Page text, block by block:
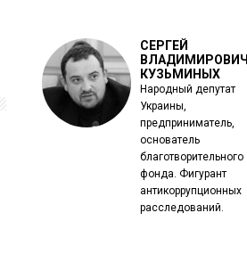
СЕРГЕЙ
ВЛАДИМИРОВИЧ
КУЗЬМИНЫХ
Народный депутат
Украины,
предприниматель,
основатель
благотворительного
фонда. Фигурант
антикоррупционных
расследований.